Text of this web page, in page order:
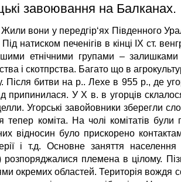
завоювання на Балканах.
вони у передгір‘ях Південного
натиском печенігів в кінці ІХ ст.
етнічними групами – залишками
і скотпрства. Багато що в
битви на р.. Лехе в 955 р., де
припинилася. У X в. в угорців
Угорські завойовники зберегли
тепер коміта. На чолі комітатів були
відносин було прискорено
і т.д. Основне заняття
племена в цілому.
окремих областей. Територія вождя